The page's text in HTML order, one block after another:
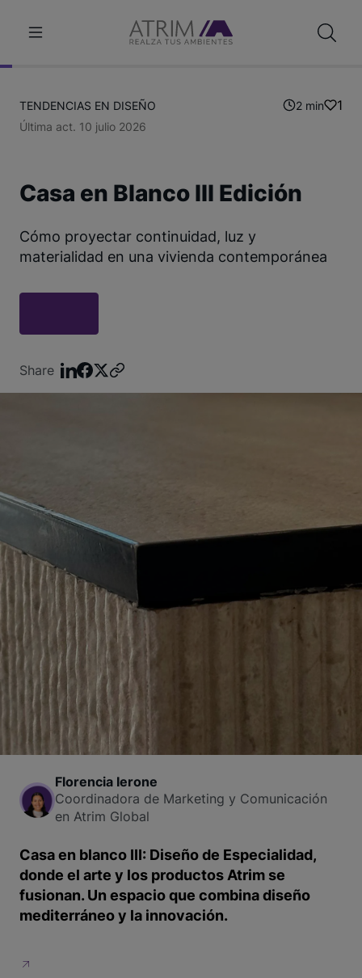
TENDENCIAS EN DISEÑO
Última act. 10 julio 2026
2 min 1
Casa en Blanco III Edición
Cómo proyectar continuidad, luz y
materialidad en una vivienda contemporánea
Florencia Ierone
Coordinadora de Marketing y Comunicación
en Atrim Global
Share
Casa en blanco III: Diseño de Especialidad,
donde el arte y los productos Atrim se
fusionan. Un espacio que combina diseño
mediterráneo y la innovación.